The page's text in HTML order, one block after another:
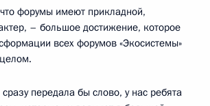
форумы имеют прикладной,
– большое достижение, которое
всех форумов «Экосистемы»
передала бы слово, у нас ребята